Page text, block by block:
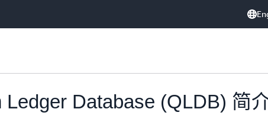
Database (QLDB) 简